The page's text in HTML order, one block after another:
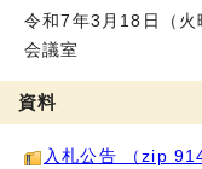
令和7年3月18日（
会議室
資料
入札公告 （zip